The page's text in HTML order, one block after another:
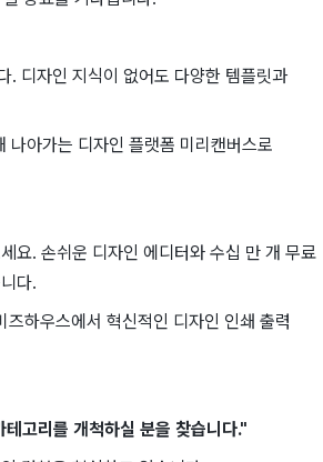
. 디자인 지식이 없어도 다양한 템플릿과
아가는 디자인 플랫폼 미리캔버스로
요. 손쉬운 디자인 에디터와 수십 만 개 무료
다.
하우스에서 혁신적인 디자인 인쇄 출력
고리를 개척하실 분을 ​찾습니다."